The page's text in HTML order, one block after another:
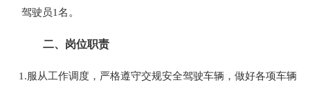
驾驶员1名 。
二、岗位职责
1.服从工作调度，严格遵守交规安全驾驶车辆，做好各项车辆